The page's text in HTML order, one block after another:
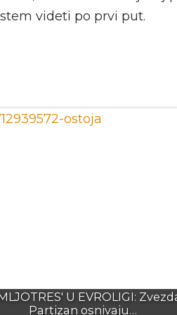
videti po prvi put.
U EVROLIGI:
Partizan osnivaju…